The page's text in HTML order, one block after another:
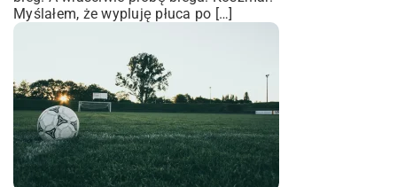
Myślałem, że wypluję płuca po […]